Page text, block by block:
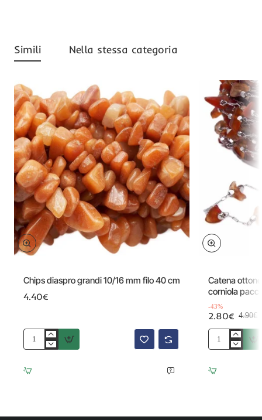
Simili Nella stessa categoria
Chips diaspro grandi 10/16 mm filo 40 cm
4.40€
Chips
grandi
10/16
Catena
corniola
-43%
2.80€ 4.90€
Catena
con
chips